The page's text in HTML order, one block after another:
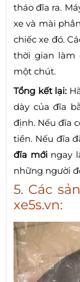
tháo đĩa ra.
xe và mài
chiếc xe đó.
thời gian làm
một chút.
Tổng kết lại:
dày của đĩa
định. Nếu đĩa
tiền. Nếu đĩa
đĩa mớingay
những người
5. Các
xe5s.vn: